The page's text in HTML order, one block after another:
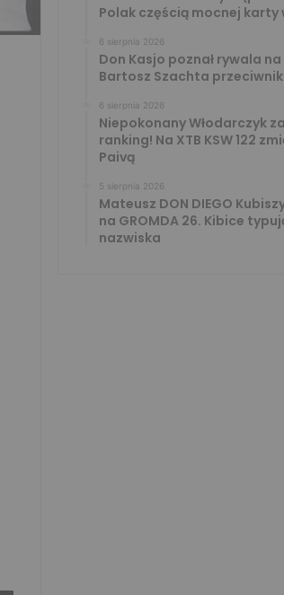
Polak częścią mocnej karty
6 sierpnia 2026
Don Kasjo poznał rywala na
Bartosz Szachta
6 sierpnia 2026
Niepokonany Włodarczyk
ranking! Na XTB KSW 122
Paivą
5 sierpnia 2026
Mateusz DON DIEGO
na GROMDA 26. Kibice
nazwiska